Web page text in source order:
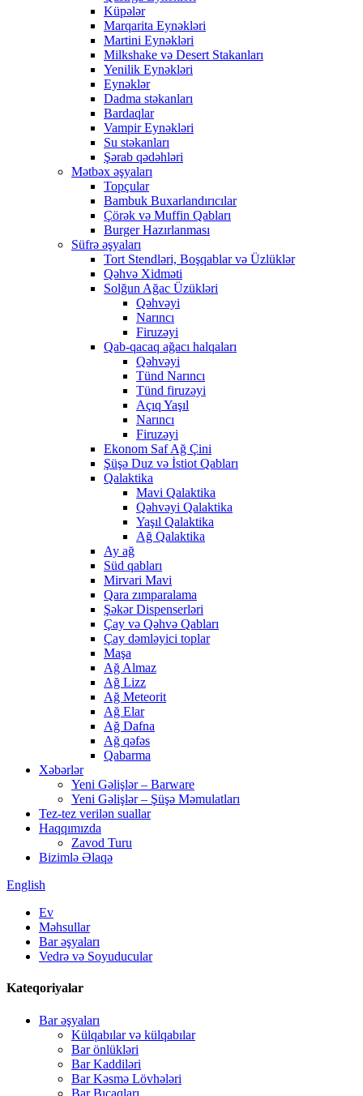
Küpələr
Marqarita Eynəkləri
Martini Eynəkləri
Milkshake və Desert Stakanları
Yenilik Eynəkləri
Eynəklər
Dadma stəkanları
Bardaqlar
Vampir Eynəkləri
Su stəkanları
Şərab qədəhləri
Mətbəx əşyaları
Topçular
Bambuk Buxarlandırıcılar
Çörək və Muffin Qabları
Burger Hazırlanması
Süfrə əşyaları
Tort Stendləri, Boşqablar və Üzlüklər
Qəhvə Xidməti
Solğun Ağac Üzükləri
Qəhvəyi
Narıncı
Firuzəyi
Qab-qacaq ağacı halqaları
Qəhvəyi
Tünd Narıncı
Tünd firuzəyi
Açıq Yaşıl
Narıncı
Firuzəyi
Ekonom Saf Ağ Çini
Şüşə Duz və İstiot Qabları
Qalaktika
Mavi Qalaktika
Qəhvəyi Qalaktika
Yaşıl Qalaktika
Ağ Qalaktika
Ay ağ
Süd qabları
Mirvari Mavi
Qara zımparalama
Şəkər Dispenserləri
Çay və Qəhvə Qabları
Çay dəmləyici toplar
Maşa
Ağ Almaz
Ağ Lizz
Ağ Meteorit
Ağ Elar
Ağ Dafna
Ağ qəfəs
Qabarma
Xəbərlər
Yeni Gəlişlər – Barware
Yeni Gəlişlər – Şüşə Məmulatları
Tez-tez verilən suallar
Haqqımızda
Zavod Turu
Bizimlə Əlaqə
English
Ev
Məhsullar
Bar əşyaları
Vedrə və Soyuducular
Kateqoriyalar
Bar əşyaları
Külqabılar və külqabılar
Bar önlükləri
Bar Kaddiləri
Bar Kəsmə Lövhələri
Bar Bıçaqları